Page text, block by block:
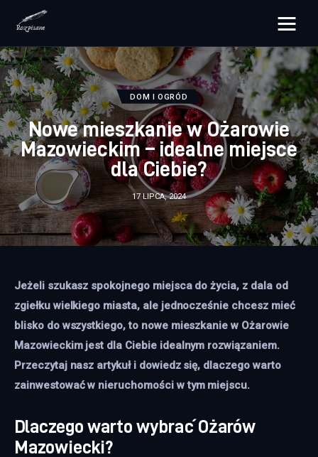
rozpisane.pl
Lifestyle
Zdrowie
Uroda
Dom i ogród
Więcej
DOM I OGRÓD
Nowe mieszkanie w Ożarowie
Mazowieckim – idealne miejsce
dla Ciebie?
17 LIPCA, 2024
Jeżeli szukasz spokojnego miejsca do życia, z dala od
zgiełku wielkiego miasta, ale jednocześnie chcesz mieć
blisko do wszystkiego, to nowe mieszkanie w Ożarowie
Mazowieckim jest dla Ciebie idealnym rozwiązaniem.
Przeczytaj nasz artykuł i dowiedz się, dlaczego warto
zainwestować w nieruchomości w tym miejscu.
Dlaczego warto wybrać Ożarów
Mazowiecki?